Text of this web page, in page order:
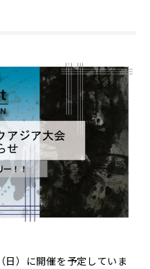
）に開催を予定していま